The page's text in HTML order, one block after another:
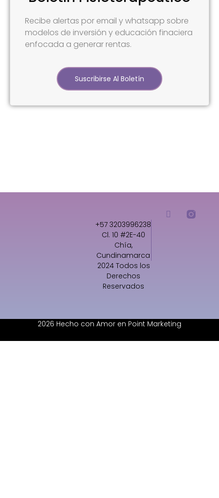
Recibe alertas por email y whatsapp sobre
modelos de inversión y educación finaciera
enfocada a generar rentas.
Suscribirse Al Boletín
+57 3203996238
Cl. 10 #2E-40
Chía,
Cundinamarca
2024 Todos los
Derechos
Reservados
2026 Hecho con Amor en Point Marketing